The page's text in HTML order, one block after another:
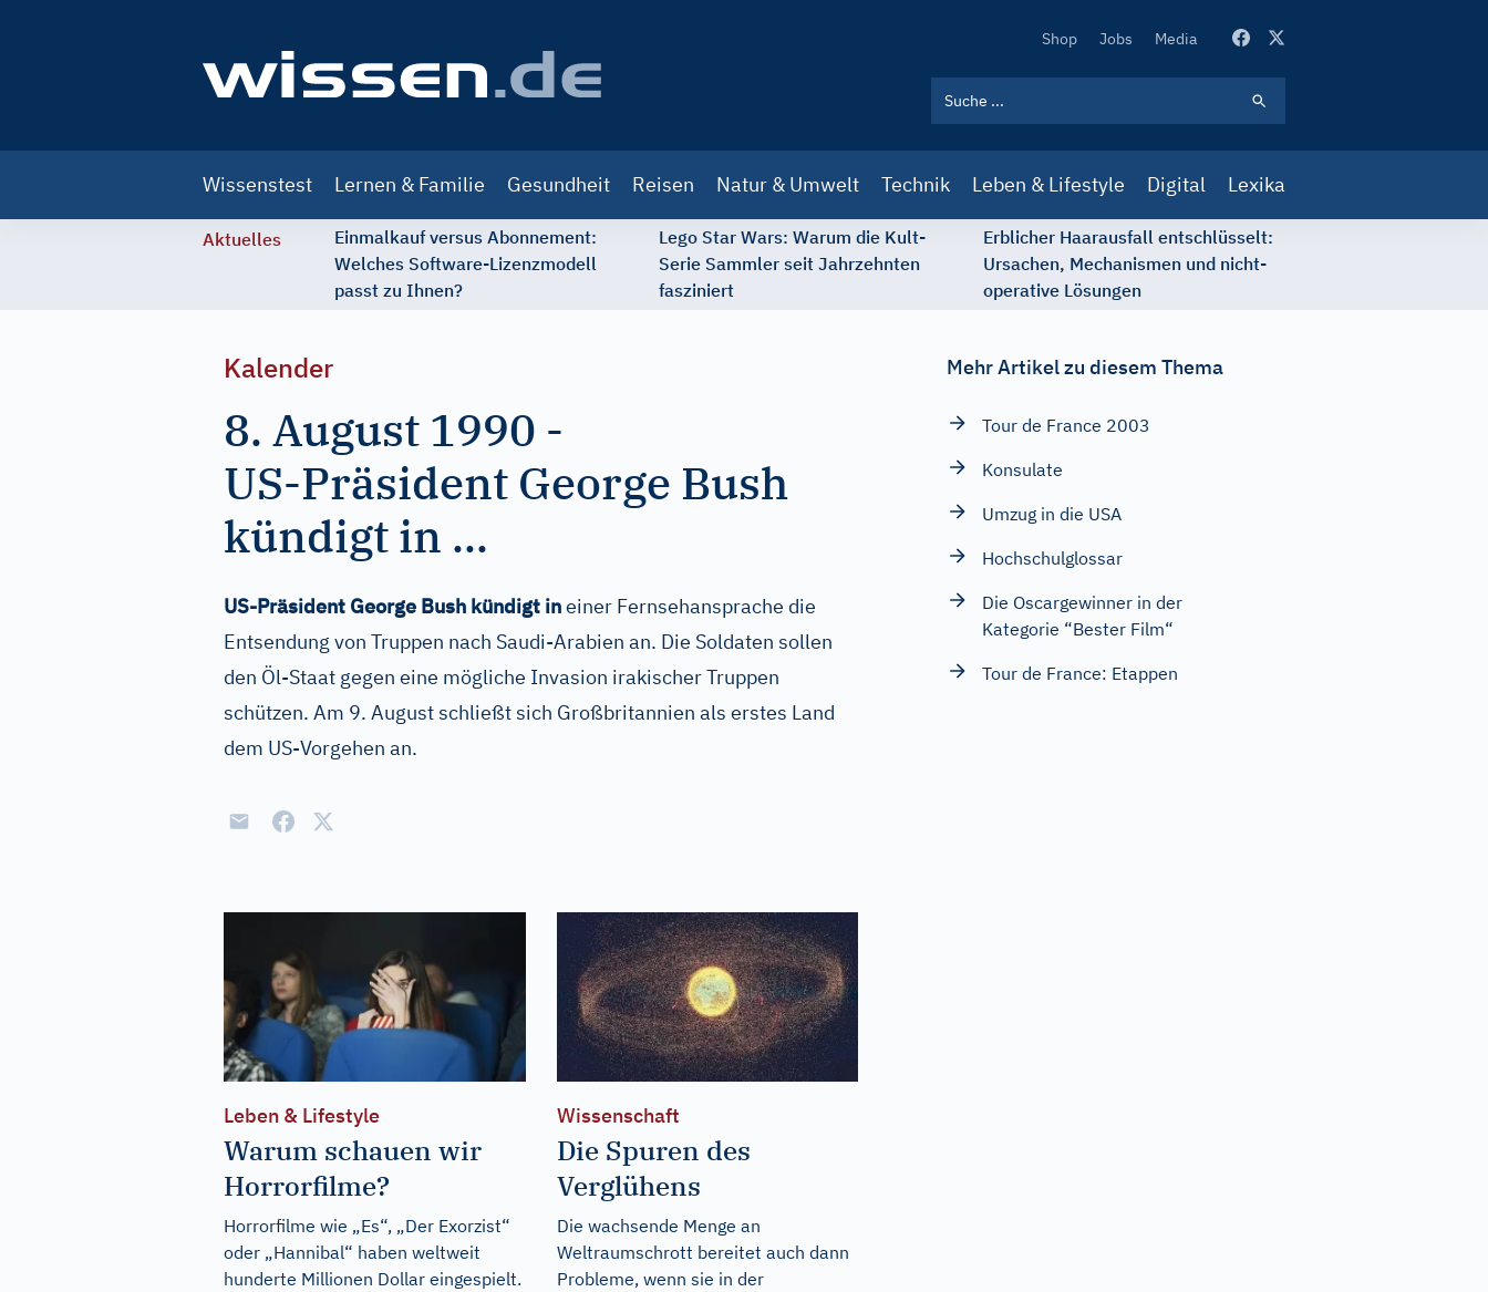
Secondary
Shop Jobs Media
navigation
Wissenstest Lernen & Familie Gesundheit Reisen Natur & Umwelt Technik Leben & Lifestyle Digital Lexika
Aktuelles
Einmalkauf versus Abonnement:
Welches Software-Lizenzmodell
passt zu Ihnen?
Lego Star Wars: Warum die Kult-
Serie Sammler seit Jahrzehnten
fasziniert
Erblicher Haarausfall entschlüsselt:
Ursachen, Mechanismen und nicht-
operative Lösungen
Kalender
8. August 1990 -
US-Präsident George Bush
kündigt in ...
US-Präsident George Bush kündigt ineiner Fernsehansprache die
Entsendung von Truppen nach Saudi-Arabien an. Die Soldaten sollen
den Öl-Staat gegen eine mögliche Invasion irakischer Truppen
schützen. Am 9. August schließt sich Großbritannien als erstes Land
dem US-Vorgehen an.
Leben & Lifestyle
Warum schauen wir
Horrorfilme?
Horrorfilme wie „Es“, „Der Exorzist“
oder „Hannibal“ haben weltweit
hunderte Millionen Dollar eingespielt.
Wissenschaft
Die Spuren des
Verglühens
Die wachsende Menge an
Weltraumschrott bereitet auch dann
Probleme, wenn sie in der
Mehr Artikel zu diesem Thema
Tour de France 2003
Konsulate
Umzug in die USA
Hochschulglossar
Die Oscargewinner in der
Kategorie “Bester Film“
Tour de France: Etappen